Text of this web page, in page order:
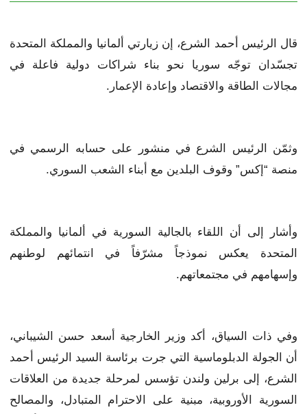
قال الرئيس أحمد الشرع، إن زيارتي ألمانيا والمملكة المتحدة
تجسّدان توجّه سوريا نحو بناء شراكات دولية فاعلة في
مجالات الطاقة والاقتصاد وإعادة الإعمار.
وثمّن الرئيس الشرع في منشور على حسابه الرسمي في
منصة “إكس” وقوف البلدين مع أبناء الشعب السوري.
وأشار إلى أن اللقاء بالجالية السورية في ألمانيا والمملكة
المتحدة يعكس نموذجاً مشرّفاً في انتمائهم لوطنهم
وإسهامهم في مجتمعاتهم.
وفي ذات السياق، أكد وزير الخارجية أسعد حسن الشيباني،
أن الجولة الدبلوماسية التي جرت برئاسة السيد الرئيس أحمد
الشرع، إلى برلين ولندن تؤسس لمرحلة جديدة من العلاقات
السورية الأوروبية، مبنية على الاحترام المتبادل، والمصالح